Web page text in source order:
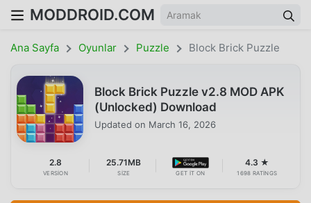
MODDROID.COM
Ana Sayfa Oyunlar Puzzle Block Brick Puzzle
Block Brick Puzzle v2.8 MOD APK
(Unlocked) Download
Updated on March 16, 2026
2.8
VERSION
25.71MB
SIZE GET IT ON
4.3 ★
1698 RATINGS